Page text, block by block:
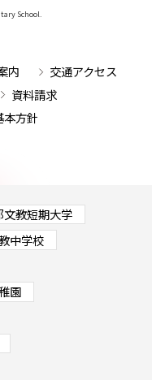
School.
内
交通アクセス
資料請求
本方針
文教短期大学
中学校
園